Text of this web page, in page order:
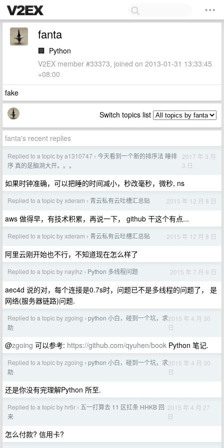
fanta
🏢 Python
V2EX member #33373, joined on 2013-01-31 13:33:45
+08:00
fake
Switch topics list
fanta's recent replies
Replied to a topic by a1310747 › 今天看到一个新的排序法 睡排
序 真的是脑洞大开。。。
2017 年 3 月
3 日
如果时钟准确，可以把睡的时间减小，秒改毫秒，微秒, ns
Replied to a topic by xderam › 青云私有云吐槽汇总贴 2015 年 12 月 8 日
aws 做得早，有技术积累，再说一下， github 干这个有点...
Replied to a topic by xderam › 青云私有云吐槽汇总贴 2015 年 12 月 8 日
阿里云刚开始也不行，不知道现在怎么样了
Replied to a topic by nayihz › Python 多线程问题 2015 年 7 月 8 日
aec4d 说的对，每个连接是0.7s时，问题已不是多线程的问题了， 是
网络(服务器链路)问题.
Replied to a topic by zgoing › python 小白，碰到一个坑，求
助
2015 年 4 月 30
日
@zgoing 可以参考: https://github.com/qyuhen/book Python 笔记.
Replied to a topic by zgoing › python 小白，碰到一个坑，求
助
2015 年 4 月 30
日
还是你没有完理解Python 所至.
Replied to a topic by hr6r › 五一打算去 11 区扛条 HHKB 回
来
2015 年 4 月 27
日
怎么付款? 信用卡?